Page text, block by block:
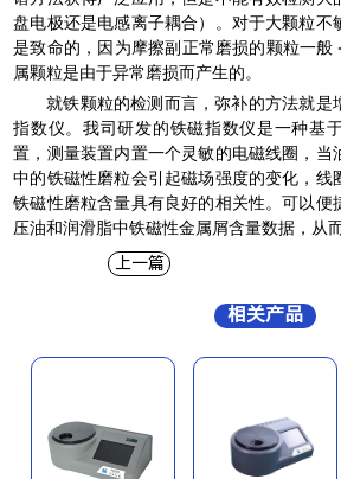
盘电极还是电感离子耦合）。对于大颗粒不
是致命的，因为摩擦副正常磨损的颗粒一般
属颗粒是由于异常磨损而产生的。
就铁颗粒的检测而言，弥补的方法就是
指数仪。我司研发的铁磁指数仪是一种基
置，测量装置内置一个灵敏的电磁线圈，当
中的铁磁性磨粒会引起磁场强度的变化，线
铁磁性磨粒含量具有良好的相关性。可以便
压油和润滑脂中铁磁性金属屑含量数据，从
上一篇
相关产品